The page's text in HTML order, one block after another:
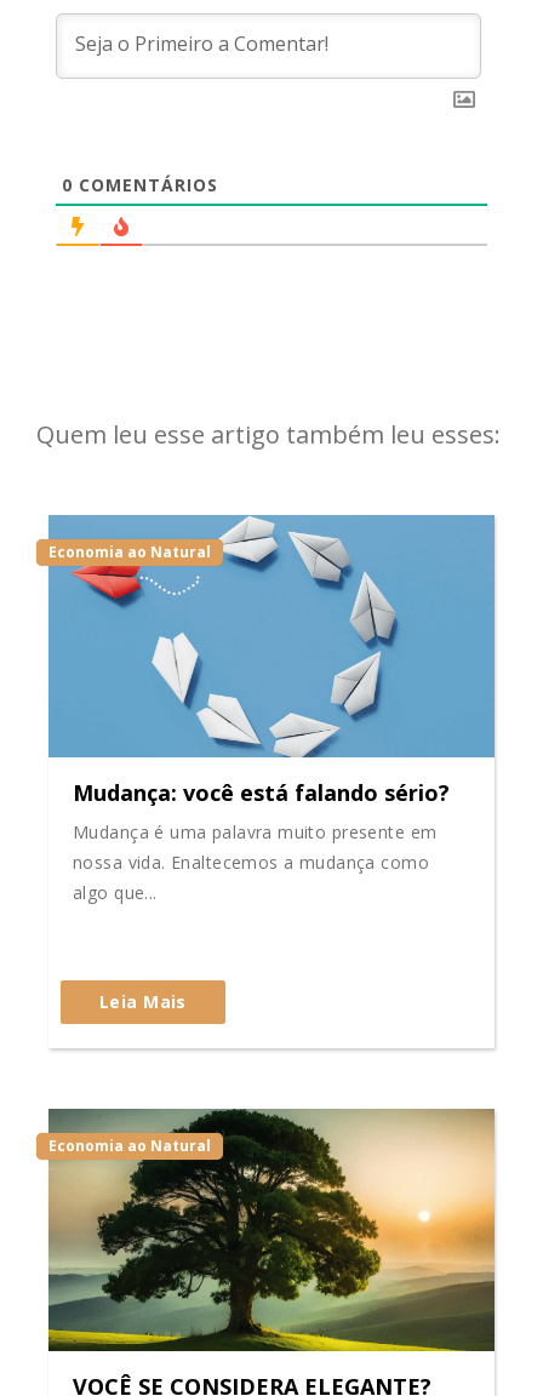
0 COMENTÁRIOS
Quem leu esse artigo também leu esses:
Economia ao Natural
Mudança: você está falando sério?
Mudança é uma palavra muito presente em
nossa vida. Enaltecemos a mudança como
algo que...
Leia Mais
Economia ao Natural
VOCÊ SE CONSIDERA ELEGANTE?